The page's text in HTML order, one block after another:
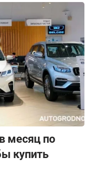
месяц по
купить